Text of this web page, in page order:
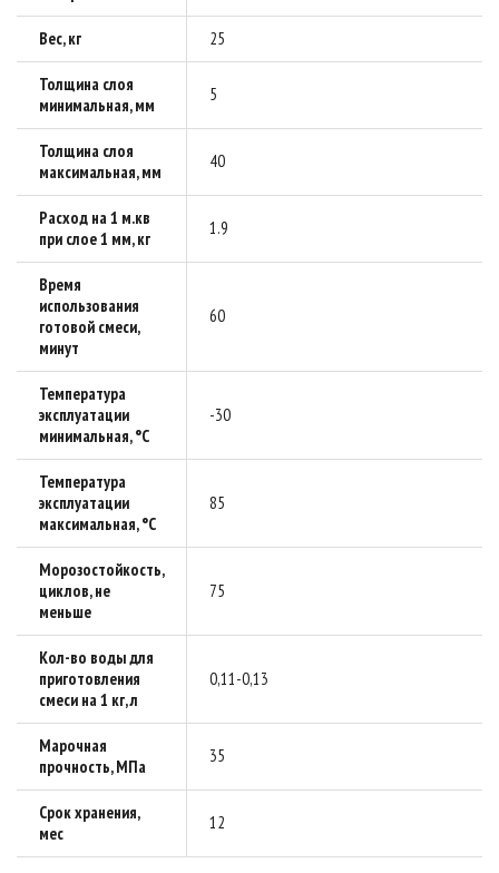
Вес, кг 25
Толщина слоя
минимальная, мм
5
Толщина слоя
максимальная, мм
40
Расход на 1 м.кв
при слое 1 мм, кг
1.9
Время
использования
готовой смеси,
минут
60
Температура
эксплуатации
минимальная, °C
-30
Температура
эксплуатации
максимальная, °C
85
Морозостойкость,
циклов, не
меньше
75
Кол-во воды для
приготовления
смеси на 1 кг, л
0,11-0,13
Марочная
прочность, МПа
35
Срок хранения,
мес
12